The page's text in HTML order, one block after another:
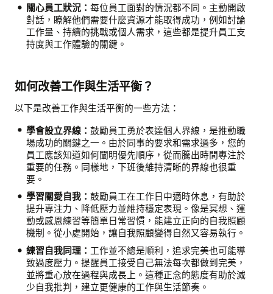
關心員工狀況： 每位員工面對的情況都不同。主動開啟
對話，瞭解他們需要什麼資源才能取得成功，例如討論
工作量、持續的挑戰或個人需求，這些都是提升員工支
持度與工作體驗的關鍵。
如何改善工作與生活平衡？
以下是改善工作與生活平衡的一些方法：
學會設立界線： 鼓勵員工勇於表達個人界線，是推動職
場成功的關鍵之一。由於同事的要求和需求過多，您的
員工應該知道如何闡明優先順序，從而騰出時間專注於
重要的任務。同樣地，下班後維持清晰的界線也很重
要。
學習關愛自我： 鼓勵員工在工作日中適時休息，有助於
提升專注力、降低壓力並維持穩定表現。像是冥想、運
動或感恩練習等簡單日常習慣，能建立正向的自我照顧
機制。從小處開始，讓自我照顧變得自然又容易執行。
練習自我同理： 工作並不總是順利，追求完美也可能導
致過度壓力。提醒員工接受自己無法每次都做到完美，
並將重心放在過程與成長上。這種正念的態度有助於減
少自我批判，建立更健康的工作與生活節奏。